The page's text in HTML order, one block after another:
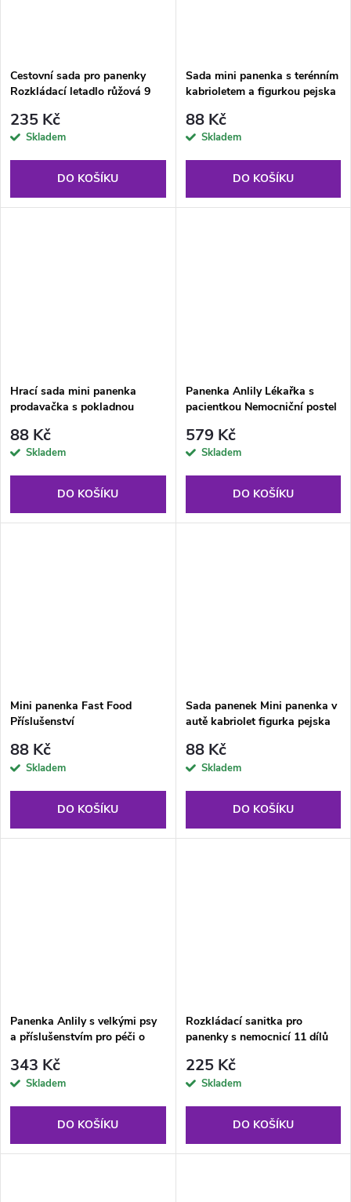
Cestovní sada pro panenky
Rozkládací letadlo růžová 9
235 Kč
Skladem
DO KOŠÍKU
Sada mini panenka s terénním
kabrioletem a figurkou pejska
88 Kč
Skladem
DO KOŠÍKU
Hrací sada mini panenka
prodavačka s pokladnou
88 Kč
Skladem
DO KOŠÍKU
Panenka Anlily Lékařka s
pacientkou Nemocniční postel
579 Kč
Skladem
DO KOŠÍKU
Mini panenka Fast Food
Příslušenství
88 Kč
Skladem
DO KOŠÍKU
Sada panenek Mini panenka v
autě kabriolet figurka pejska
88 Kč
Skladem
DO KOŠÍKU
Panenka Anlily s velkými psy
a příslušenstvím pro péči o
343 Kč
Skladem
DO KOŠÍKU
Rozkládací sanitka pro
panenky s nemocnicí 11 dílů
225 Kč
Skladem
DO KOŠÍKU